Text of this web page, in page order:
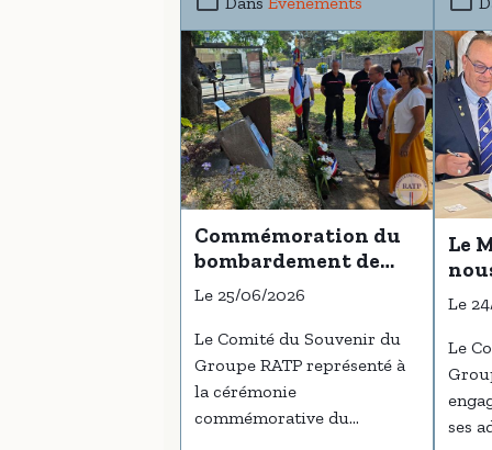
Commémoration du
bombardement de
Balaruc-les-Bains
Le 25/06/2026
Le Comité du Souvenir du
Groupe RATP représenté à
la cérémonie
commémorative du
Le
Le
Le
ses